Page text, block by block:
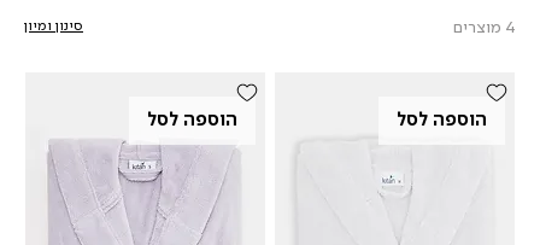
4 מוצרים סינון ומיון
הוספה לסל הוספה לסל